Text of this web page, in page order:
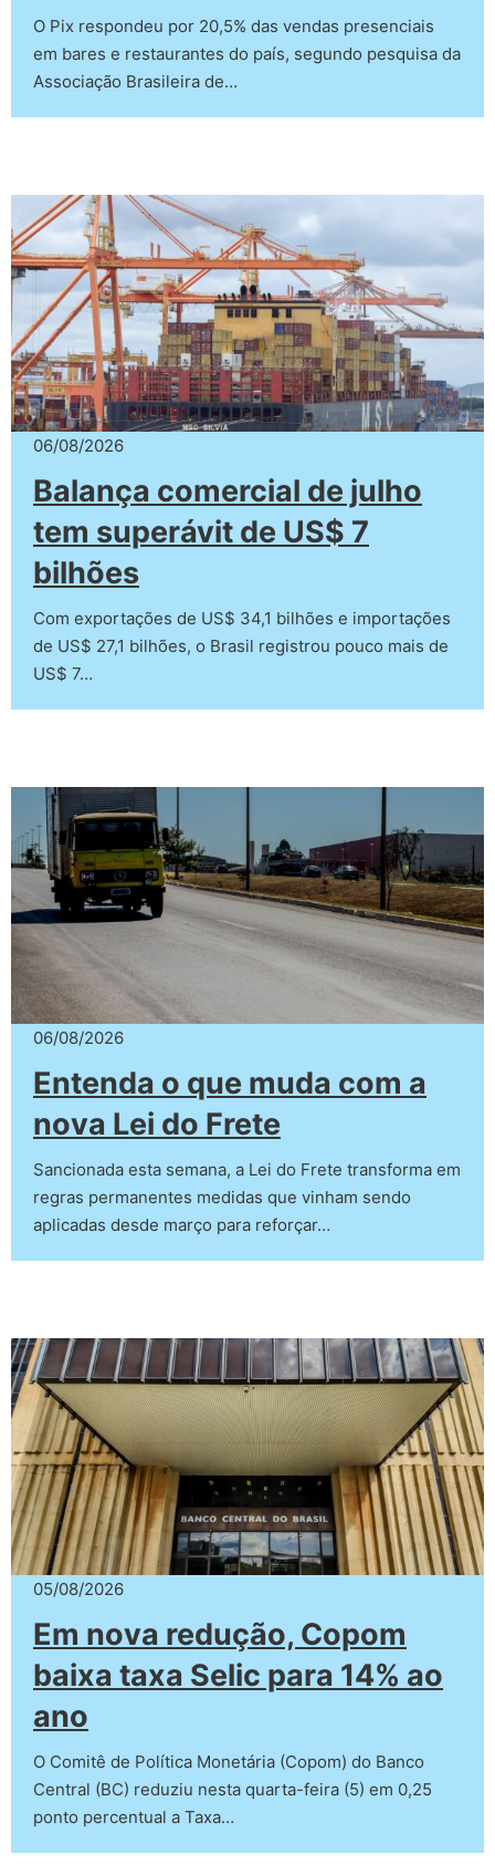
O Pix respondeu por 20,5% das vendas presenciais
em bares e restaurantes do país, segundo pesquisa da
Associação Brasileira de…
06/08/2026
Balança comercial de julho
tem superávit de US$ 7
bilhões
Com exportações de US$ 34,1 bilhões e importações
de US$ 27,1 bilhões, o Brasil registrou pouco mais de
US$ 7…
06/08/2026
Entenda o que muda com a
nova Lei do Frete
Sancionada esta semana, a Lei do Frete transforma em
regras permanentes medidas que vinham sendo
aplicadas desde março para reforçar…
05/08/2026
Em nova redução, Copom
baixa taxa Selic para 14% ao
ano
O Comitê de Política Monetária (Copom) do Banco
Central (BC) reduziu nesta quarta-feira (5) em 0,25
ponto percentual a Taxa…